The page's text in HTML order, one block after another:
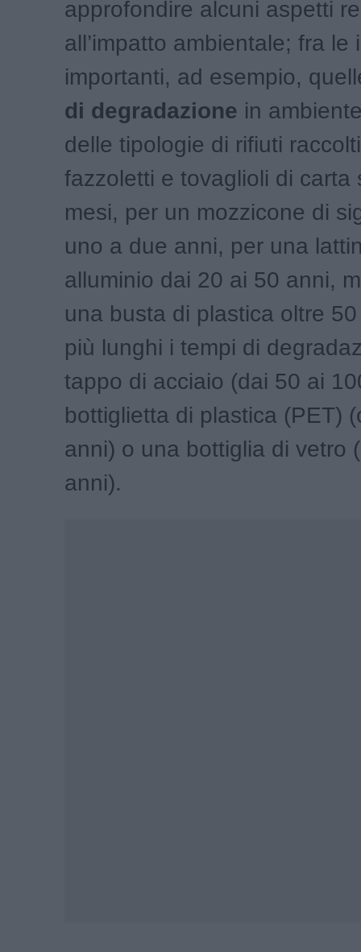
approfondire alcuni aspetti
all’impatto ambientale; fra le
importanti, ad esempio,
di degradazione in
delle tipologie di rifiuti
fazzoletti e tovaglioli di carta
mesi, per un mozzicone di
uno a due anni, per una
alluminio dai 20 ai 50 anni,
una busta di plastica oltre
più lunghi i tempi di
tappo di acciaio (dai 50 ai
bottiglietta di plastica (PET)
anni) o una bottiglia di vetro
anni).